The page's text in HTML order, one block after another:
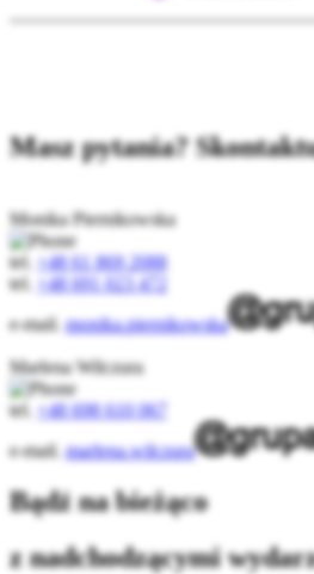
Masz pytania?
Monika Piernikowska
tel.
+48 61 869 2088
tel.
+48 691 023 472
e-mail.monika.piernikowska
Marlena Wilczura
tel.
+48 698 610 067
e-mail.marlena.wilczura
Bądź na bieżąco
z nadchodzącymi